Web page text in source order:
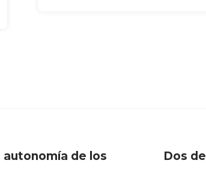
de los
Dos